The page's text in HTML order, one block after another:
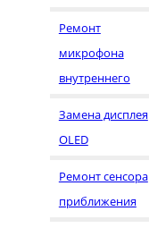
Ремонт
микрофона
внутреннего
Замена дисплея
OLED
Ремонт сенсора
приближения